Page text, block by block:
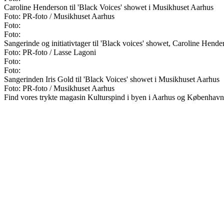
Caroline Henderson til 'Black Voices' showet i Musikhuset Aarhus
Foto: PR-foto / Musikhuset Aarhus
Foto:
Foto:
Sangerinde og initiativtager til 'Black voices' showet, Caroline
Foto: PR-foto / Lasse Lagoni
Foto:
Foto:
Sangerinden Iris Gold til 'Black Voices' showet i Musikhuset Aarhus
Foto: PR-foto / Musikhuset Aarhus
Find vores trykte magasin Kulturspind i byen i Aarhus og København